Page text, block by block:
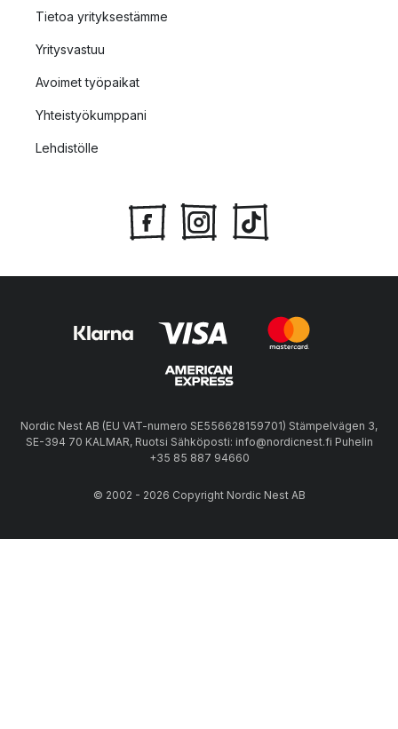
Tietoa yrityksestämme
Yritysvastuu
Avoimet työpaikat
Yhteistyökumppani
Lehdistölle
Nordic Nest AB (EU VAT-numero SE556628159701) Stämpelvägen 3,
SE-394 70 KALMAR, Ruotsi Sähköposti: info@nordicnest.fi Puhelin
+35 85 887 94660
© 2002 - 2026 Copyright Nordic Nest AB